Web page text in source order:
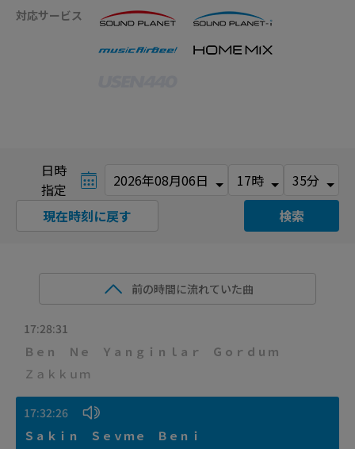
対応サービス
日時
指定
検索
現在時刻に戻す
前の時間に流れていた曲
17:28:31
Ｂｅｎ Ｎｅ Ｙａｎｇｉｎｌａｒ Ｇｏｒｄｕｍ
Ｚａｋｋｕｍ
17:32:26
Ｓａｋｉｎ Ｓｅｖｍｅ Ｂｅｎｉ